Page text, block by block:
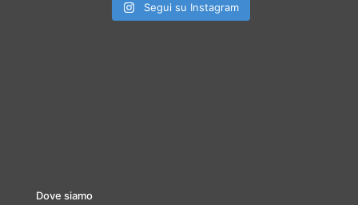
Segui su Instagram
Dove siamo